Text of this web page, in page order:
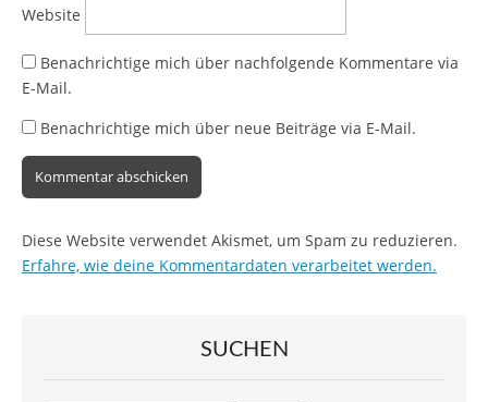
Website
Benachrichtige mich über nachfolgende Kommentare via
E-Mail.
Benachrichtige mich über neue Beiträge via E-Mail.
Diese Website verwendet Akismet, um Spam zu reduzieren.
Erfahre, wie deine Kommentardaten verarbeitet werden.
SUCHEN